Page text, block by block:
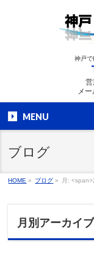
神戸で
メ
MENU
ブログ
HOME » ブログ » 月:
月別アーカイ